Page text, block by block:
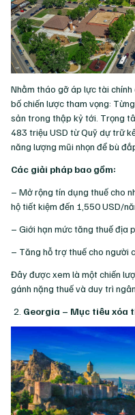
Nhằm tháo gỡ áp lực tài
bố chiến lược tham vọng:
sản trong thập kỷ tới. Trọng
483 triệu USD từ Quỹ dự trữ
năng lượng mũi nhọn để bù
Các giải pháp bao gồm:
– Mở rộng tín dụng thuế cho
hộ tiết kiệm đến 1,550 USD/
– Giới hạn mức tăng thuế địa
– Tăng hỗ trợ thuế cho người
Đây được xem là một chiến
gánh nặng thuế và duy trì
Georgia – Mục tiêu xóa